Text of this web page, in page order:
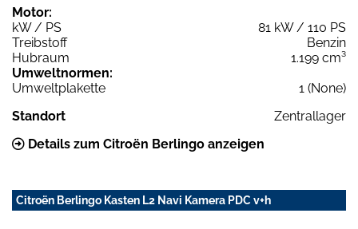
Motor:
kW / PS
81 kW / 110 PS
Treibstoff
Benzin
Hubraum
1.199 cm³
Umweltnormen:
Umweltplakette
1 (None)
Standort
Zentrallager
Details zum Citroën Berlingo anzeigen
Citroën Berlingo Kasten L2 Navi Kamera PDC v+h